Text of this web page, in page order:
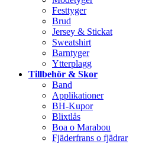
Festtyger
Brud
Jersey & Stickat
Sweatshirt
Barntyger
Ytterplagg
Tillbehör & Skor
Band
Applikationer
BH-Kupor
Blixtlås
Boa o Marabou
Fjäderfrans o fjädrar